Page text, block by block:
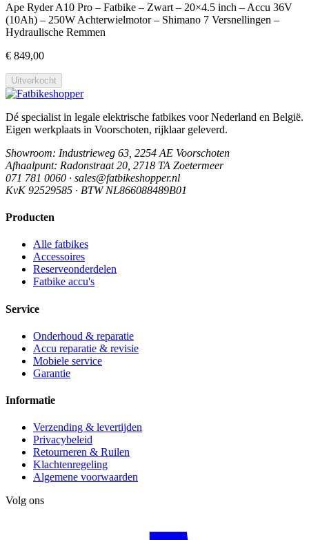
Ape Ryder A10 Pro – Fatbike – Zwart – 20×4.5 inch – Accu 36V
(10Ah) – 250W Achterwielmotor – Shimano 7 Versnellingen –
Hydraulische Remmen
€ 849,00
Uitverkocht
Dé specialist in legale elektrische fatbikes voor Nederland en België.
Eigen werkplaats in Voorschoten, rijklaar geleverd.
Showroom: Industrieweg 63, 2254 AE Voorschoten
Afhaalpunt: Radonstraat 20, 2718 TA Zoetermeer
071 781 0060 · sales@fatbikeshopper.nl
KvK 92529585 · BTW NL866088489B01
Producten
Alle fatbikes
Accessoires
Reserveonderdelen
Fatbike accu's
Service
Onderhoud & reparatie
Accu reparatie & revisie
Mobiele service
Garantie
Informatie
Verzending & levertijden
Privacybeleid
Retourneren & Ruilen
Klachtenregeling
Algemene voorwaarden
Volg ons